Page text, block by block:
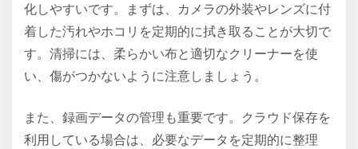
化しやすいです。まずは、カメラの外装やレンズに付
着した汚れやホコリを定期的に拭き取ることが大切で
す。清掃には、柔らかい布と適切なクリーナーを使
い、傷がつかないように注意しましょう。
また、録画データの管理も重要です。クラウド保存を
利用している場合は、必要なデータを定期的に整理